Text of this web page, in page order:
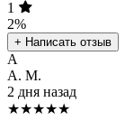
1
2%
+ Написать отзыв
А
А. М.
2 дня назад
★★★★★